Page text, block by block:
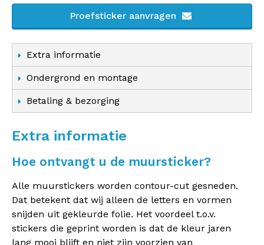
Proefsticker aanvragen
Extra informatie
Ondergrond en montage
Betaling & bezorging
Extra informatie
Hoe ontvangt u de muursticker?
Alle muurstickers worden contour-cut gesneden.
Dat betekent dat wij alleen de letters en vormen
snijden uit gekleurde folie. Het voordeel t.o.v.
stickers die geprint worden is dat de kleur jaren
lang mooi blijft en niet zijn voorzien van